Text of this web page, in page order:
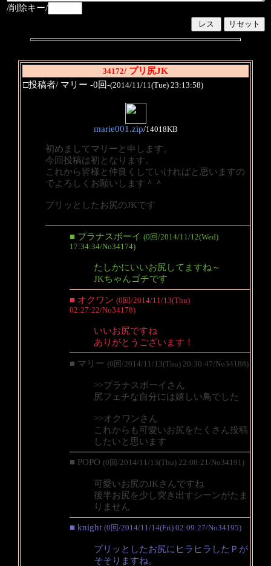
/削除キー/
34172/ プリ尻JK
□投稿者/ マリー -0回-(2014/11/11(Tue) 23:13:58)
marie001.zip/14018KB
初めましてマリーと申します。
今回投稿は初となります。
これから皆様と仲良くしていければと思いますの
でよろしくお願いします＾＾
プリッとしたお尻のJKです
■ プラナスボーイ (0回/2014/11/12(Wed)
17:34:34/No34174)
たしかにいいお尻してますね～
JKちゃんゴチです
■ オクワン (0回/2014/11/13(Thu)
02:27:22/No34178)
いいお尻ですね
ありがとうございます！
■ マリー (0回/2014/11/13(Thu) 20:30:47/No34188)
>>プラナスボーイさん
尻フェチな自分には嬉しい鳥でした
>>オクワンさん
これからも可愛いお尻をたくさん投稿
したいと思います
■ POPO (0回/2014/11/13(Thu) 22:08:21/No34191)
可愛いお尻のJKさんですね
後半お尻を少し突き出すシーンがたま
りません
■ knight (0回/2014/11/14(Fri) 02:09:27/No34195)
プリッとしたお尻にヒラヒラしたＰが
そそりますね。